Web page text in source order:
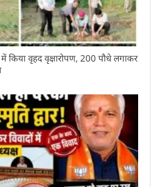
किया वृहद वृक्षारोपण, 200 पौधे लगाकर